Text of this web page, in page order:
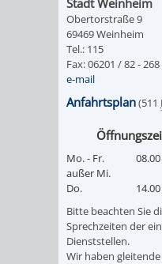
Obertorstraße 9
69469 Weinheim
Tel.: 115
Fax: 06201 / 82 - 268
e-mail
Anfahrtsplan(511
Mo. - Fr.
außer Mi.
Do.
Bitte beachten Sie
Sprechzeiten der
Dienststellen.
Wir haben